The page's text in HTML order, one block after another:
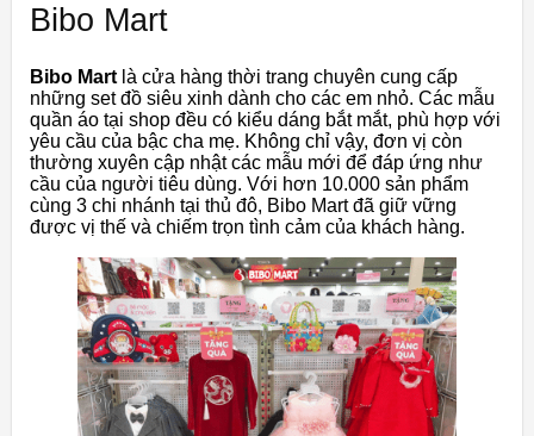
Bibo Mart
Bibo Mart là cửa hàng thời trang chuyên cung cấp
những set đồ siêu xinh dành cho các em nhỏ. Các mẫu
quần áo tại shop đều có kiểu dáng bắt mắt, phù hợp với
yêu cầu của bậc cha mẹ. Không chỉ vậy, đơn vị còn
thường xuyên cập nhật các mẫu mới để đáp ứng như
cầu của người tiêu dùng. Với hơn 10.000 sản phẩm
cùng 3 chi nhánh tại thủ đô, Bibo Mart đã giữ vững
được vị thế và chiếm trọn tình cảm của khách hàng.